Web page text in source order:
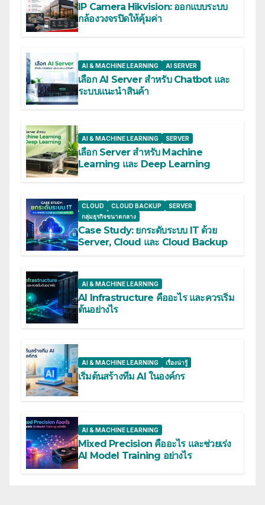
IP Camera Hikvision: ออกแบบระบบ
กล้องวงจรปิดให้คุ้มค่า
AI & MACHINE LEARNING AI SERVER
เลือก AI Server สำหรับ Chatbot และ
ระบบแนะนำสินค้า
AI & MACHINE LEARNING SERVER
เลือก Server สำหรับ Machine
Learning และ Deep Learning
CLOUD CLOUD BACKUP
SERVER
กลุ่มธุรกิจขนาดกลาง
Case Study: ยกระดับระบบ IT ด้วย
Server, Cloud และ Cloud Backup
AI & MACHINE LEARNING
AI Infrastructure คืออะไร และควรเริ่ม
ต้นอย่างไร
AI & MACHINE LEARNING เรื่องน่ารู้
เริ่มต้นสร้างทีม AI ในองค์กร
AI & MACHINE LEARNING
Mixed Precision คืออะไร และช่วยเร่ง
AI Model Training อย่างไร